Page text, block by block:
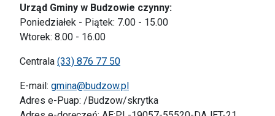
Urząd Gminy w Budzowie czynny:
Poniedziałek - Piątek: 7.00 - 15.00
Wtorek: 8.00 - 16.00
Centrala (33) 876 77 50
E-mail: gmina@budzow.pl
Adres e-Puap: /Budzow/skrytka